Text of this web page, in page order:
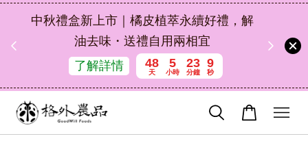
中秋禮盒新上市｜橘皮植萃永續好禮，解
油去味・送禮自用兩相宜
了解詳情
48
天
5
小時
23
分鐘
7
秒